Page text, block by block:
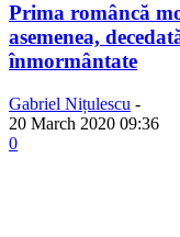
Prima româncă
asemenea,
înmormântate
Gabriel Nițulescu -
20 March 2020 09:36
0